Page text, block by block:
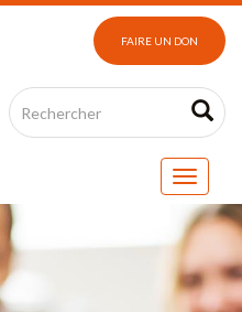
FAIRE UN DON